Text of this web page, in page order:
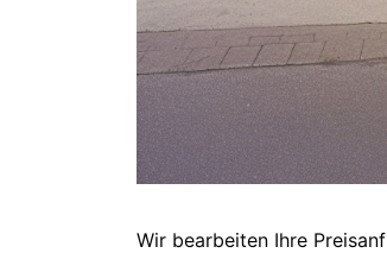
Wir bearbeiten Ihre